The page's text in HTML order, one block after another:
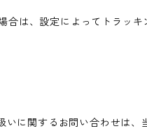
合は、設定によってトラッ
に関するお問い合わせは